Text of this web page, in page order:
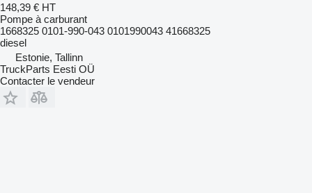
148,39 € HT
Pompe à carburant
1668325 0101-990-043 0101990043 41668325
diesel
Estonie, Tallinn
TruckParts Eesti OÜ
Contacter le vendeur